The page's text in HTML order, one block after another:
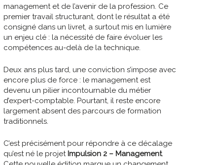
management et de l’avenir de la profession. Ce
premier travail structurant, dont le résultat a été
consigné dans un livret, a surtout mis en lumière
un enjeu clé : la nécessité de faire évoluer les
compétences au-delà de la technique.
Deux ans plus tard, une conviction s’impose avec
encore plus de force : le management est
devenu un pilier incontournable du métier
d’expert-comptable. Pourtant, il reste encore
largement absent des parcours de formation
traditionnels.
C’est précisément pour répondre à ce décalage
qu’est né le projet Impulsion 2 – Management.